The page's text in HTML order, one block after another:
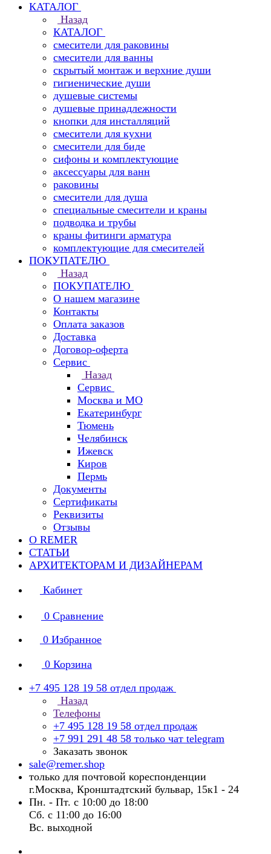
КАТАЛОГ
Назад
КАТАЛОГ
смесители для раковины
смесители для ванны
скрытый монтаж и верхние души
гигиенические души
душевые системы
душевые принадлежности
кнопки для инсталляций
смесители для кухни
смесители для биде
сифоны и комплектующие
аксессуары для ванн
раковины
смесители для душа
специальные смесители и краны
подводка и трубы
краны фитинги арматура
комплектующие для смесителей
ПОКУПАТЕЛЮ
Назад
ПОКУПАТЕЛЮ
О нашем магазине
Контакты
Оплата заказов
Доставка
Договор-оферта
Сервис
Назад
Сервис
Москва и МО
Екатеринбург
Тюмень
Челябинск
Ижевск
Киров
Пермь
Документы
Сертификаты
Реквизиты
Отзывы
О REMER
СТАТЬИ
АРХИТЕКТОРАМ И ДИЗАЙНЕРАМ
Кабинет
0 Сравнение
0 Избранное
0 Корзина
+7 495 128 19 58 отдел продаж
Назад
Телефоны
+7 495 128 19 58 отдел продаж
+7 991 291 48 58 только чат telegram
Заказать звонок
sale@remer.shop
только для почтовой кореспонденции
г.Москва, Кронштадтский бульвар, 15к1 - 24
Пн. - Пт. с 10:00 до 18:00
Сб. с 11:00 до 16:00
Вс. выходной